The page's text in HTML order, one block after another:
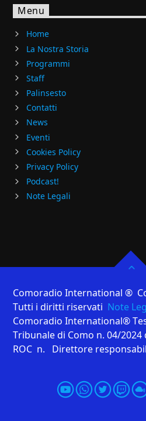
Menu
Home
La Nostra Storia
Programmi
Staff
Palinsesto
Contatti
News
Eventi
Cookies Policy
Privacy Policy
Podcast!
Note Legali
Comoradio International ®
Tutti i diritti riservati Note
Comoradio International®
Tribunale di Como n. 04/2024
ROC n. Direttore